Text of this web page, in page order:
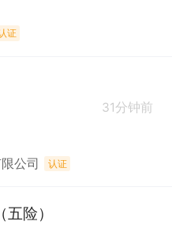
证
31分钟前
公司 认证
险）